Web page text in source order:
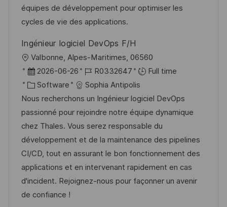
a
t
r
y
équipes de développement pour optimiser les
cycles de vie des applications.
Ingénieur logiciel DevOps F/H
L
o
c
a
t
i
o
n
Valbonne, Alpes-Maritimes, 06560
P
o
s
t
e
d
D
a
t
e
2026-06-26
J
o
b
I
d
R0332647
Full time
C
a
t
e
g
o
r
y
Software
Sophia Antipolis
Nous recherchons un Ingénieur logiciel DevOps
passionné pour rejoindre notre équipe dynamique
chez Thales. Vous serez responsable du
développement et de la maintenance des pipelines
CI/CD, tout en assurant le bon fonctionnement des
applications et en intervenant rapidement en cas
d'incident. Rejoignez-nous pour façonner un avenir
de confiance !